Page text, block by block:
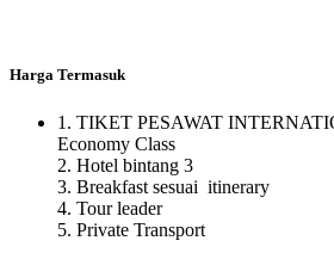
Harga Termasuk
1. TIKET PESAWAT
Economy Class
2. Hotel bintang 3
3. Breakfast sesuai itinerary
4. Tour leader
5. Private Transport